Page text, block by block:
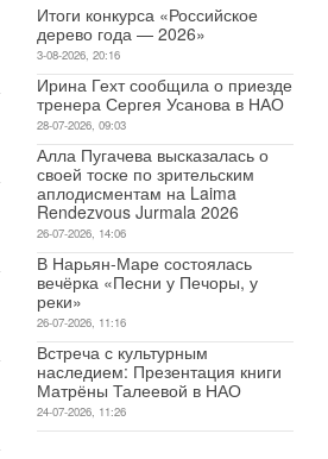
Итоги конкурса «Российское
дерево года — 2026»
3-08-2026, 20:16
Ирина Гехт сообщила о приезде
тренера Сергея Усанова в НАО
28-07-2026, 09:03
Алла Пугачева высказалась о
своей тоске по зрительским
аплодисментам на Laima
Rendezvous Jurmala 2026
26-07-2026, 14:06
В Нарьян-Маре состоялась
вечёрка «Песни у Печоры, у
реки»
26-07-2026, 11:16
Встреча с культурным
наследием: Презентация книги
Матрёны Талеевой в НАО
24-07-2026, 11:26